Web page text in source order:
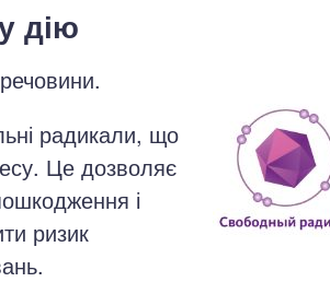
дію
радикали, що
Це дозволяє
і
ризик